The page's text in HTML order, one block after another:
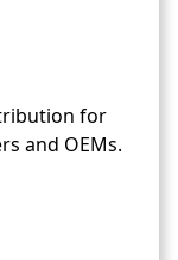
for
and OEMs.